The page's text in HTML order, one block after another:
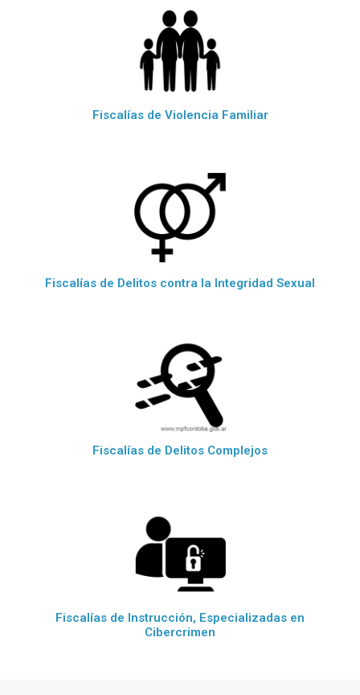
Fiscalías de Violencia Familiar
Fiscalías de Delitos contra la Integridad Sexual
Fiscalías de Delitos Complejos
Fiscalías de Instrucción, Especializadas en
Cibercrimen